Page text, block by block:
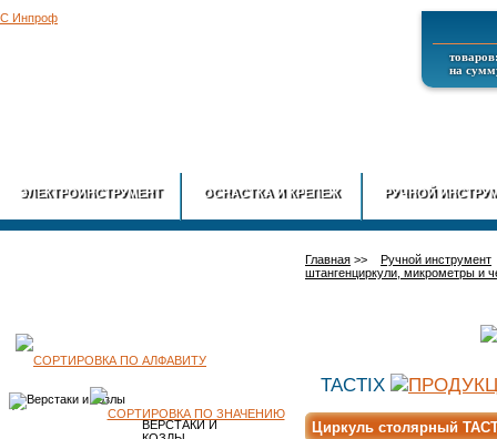
на
ЭЛЕКТРОИНСТРУМЕНТ ОСНАСТКА И КРЕПЕЖ РУЧНОЙ
ПРОДУКЦИИ
ВЕРСТАКИ И
Главная >> Ручной инструмент
штангенциркули, микрометры и
TACTIX
Циркуль столярный